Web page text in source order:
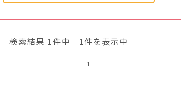
検索結果 1件中 1件を表示中
1